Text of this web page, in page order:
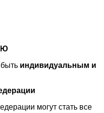
индивидуальным и
могут стать все